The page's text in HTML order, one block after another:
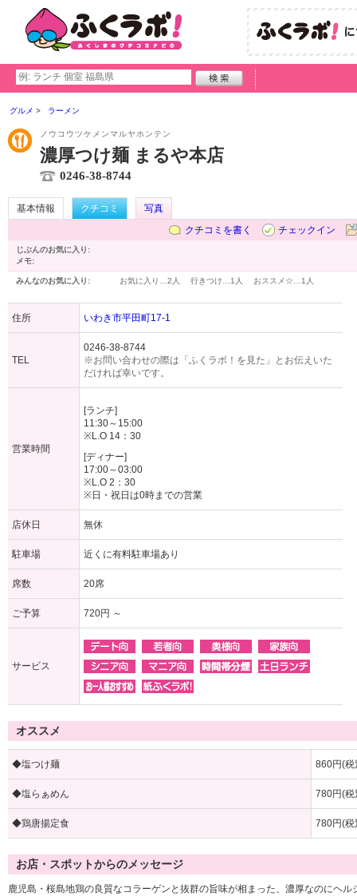
グルメ ラーメン
ノウコウツケメンマルヤホンテン
濃厚つけ麺 まるや本店
0246-38-8744
基本情報 クチコミ
写真
クチコミを書く
チェックイン
じぶんのお気に入り:
メモ:
みんなのお気に入り: お気に入り… 2人 行きつけ… 1人 おススメ☆… 1人
住所 いわき市平田町17-1
TEL
0246-38-8744
※お問い合わせの際は「ふくラボ！を見た」とお伝えいた
だければ幸いです。
営業時間
[ランチ]
11:30～15:00
※L.O 14：30
[ディナー]
17:00～03:00
※L.O 2：30
※日・祝日は0時までの営業
店休日 無休
駐車場 近くに有料駐車場あり
席数 20席
ご予算 720円 ～
サービス
オススメ
◆塩つけ麺 860円(税
◆塩らぁめん 780円(税
◆鶏唐揚定食 780円(税
お店・スポットからのメッセージ
鹿児島・桜島地鶏の良質なコラーゲンと抜群の旨味が相まった、濃厚なのにヘ